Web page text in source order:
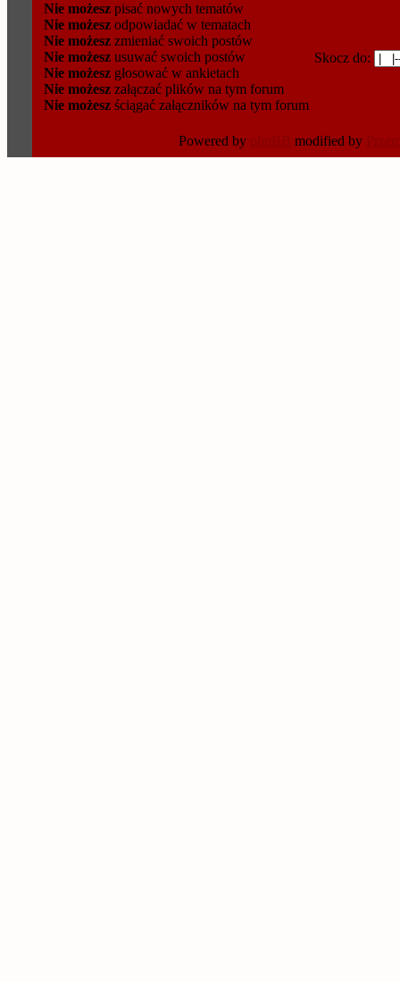
Nie możesz pisać nowych tematów
Nie możesz odpowiadać w tematach
Nie możesz zmieniać swoich postów
Nie możesz usuwać swoich postów
Nie możesz głosować w ankietach
Nie możesz załączać plików na tym forum
Nie możesz ściągać załączników na tym forum
Skocz do:
Powered by phpBB modified by